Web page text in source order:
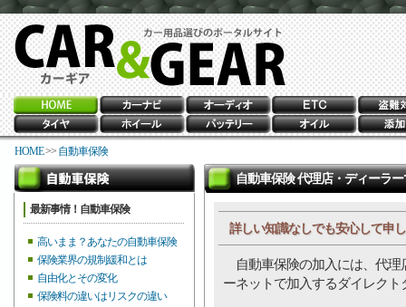
HOME>> 自動車保険
最新事情！自動車保険
高いまま？あなたの自動車保険
保険業界の規制緩和とは
自由化とその変化
保険料の違いはリスクの違い
自動車保険 代理店・ディーラ
詳しい知識なしでも安心して申
自動車保険の加入には、代理
ーネットで加入するダイレク